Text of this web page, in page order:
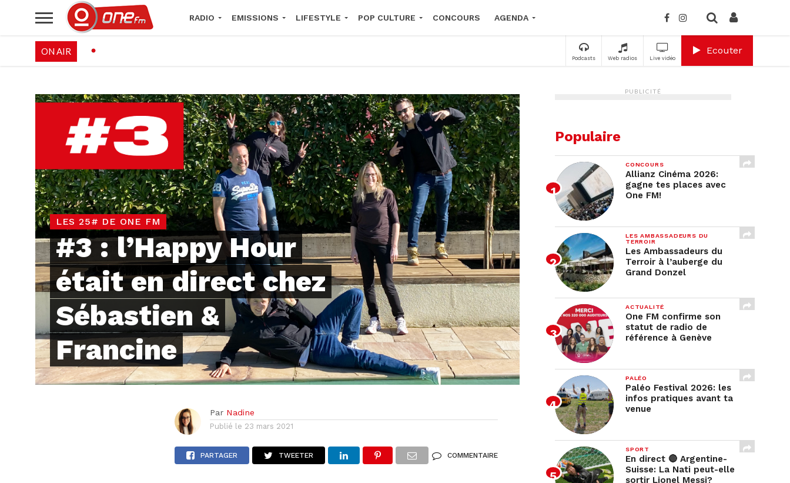
RADIO EMISSIONS LIFESTYLE POP CULTURE CONCOURS AGENDA
Podcasts Web radios Live vidéo
Ecouter
ON AIR
LES 25# DE ONE FM
#3 : l’Happy Hour
était en direct chez
Sébastien &
Francine
Par Nadine
Publié le 23 mars 2021
PARTAGER TWEETER COMMENTAIRE
PUBLICITÉ
Populaire
CONCOURS
Allianz Cinéma 2026:
gagne tes places avec
One FM!
LES AMBASSADEURS DU
TERROIR
Les Ambassadeurs du
Terroir à l’auberge du
Grand Donzel
ACTUALITÉ
One FM confirme son
statut de radio de
référence à Genève
PALÉO
Paléo Festival 2026: les
infos pratiques avant ta
venue
SPORT
En direct 🔴 Argentine-
Suisse: La Nati peut-elle
sortir Lionel Messi?